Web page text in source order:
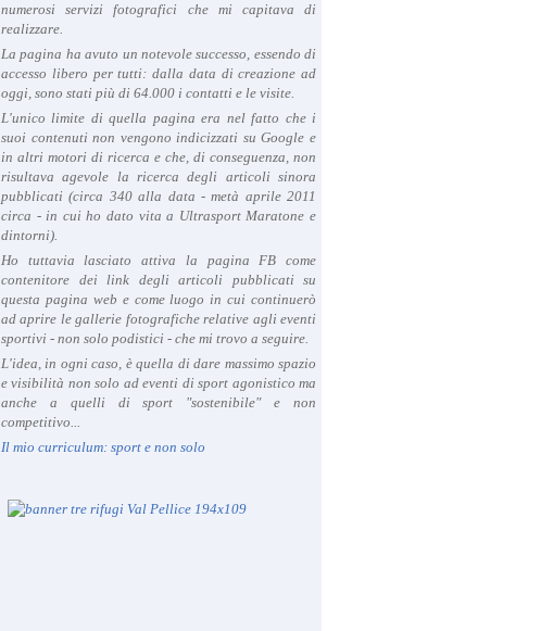
numerosi servizi fotografici che mi capitava di
realizzare.
La pagina ha avuto un notevole successo, essendo di
accesso libero per tutti: dalla data di creazione ad
oggi, sono stati più di 64.000 i contatti e le visite.
L'unico limite di quella pagina era nel fatto che i
suoi contenuti non vengono indicizzati su Google e
in altri motori di ricerca e che, di conseguenza, non
risultava agevole la ricerca degli articoli sinora
pubblicati (circa 340 alla data - metà aprile 2011
circa - in cui ho dato vita a Ultrasport Maratone e
dintorni).
Ho tuttavia lasciato attiva la pagina FB come
contenitore dei link degli articoli pubblicati su
questa pagina web e come luogo in cui continuerò
ad aprire le gallerie fotografiche relative agli eventi
sportivi - non solo podistici - che mi trovo a seguire.
L'idea, in ogni caso, è quella di dare massimo spazio
e visibilità non solo ad eventi di sport agonistico ma
anche a quelli di sport "sostenibile" e non
competitivo...
Il mio curriculum: sport e non solo